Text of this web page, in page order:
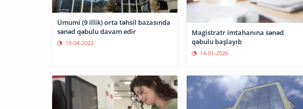
Ümumi (9 illik) orta təhsil bazasında
sənəd qəbulu davam edir
19-04-2022
Magistratr imtahanına sənəd
qəbulu başlayıb
14-01-2026